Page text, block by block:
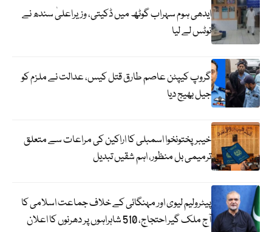
ایدھی ہوم سہراب گوٹھ میں ڈکیتی، وزیراعلیٰ سندھ نے
نوٹس لے لیا
گروپ کیپٹن عاصم طارق قتل کیس، عدالت نے ملزم کو
جیل بھیج دیا
خیبرپختونخوا اسمبلی کا اراکین کی مراعات سے متعلق
ترمیمی بل منظور، اہم شقیں تبدیل
پیٹرولیم لیوی اور مہنگائی کے خلاف جماعت اسلامی کا
آج ملک گیر احتجاج، 510 شاہراہوں پر دھرنوں کا اعلان